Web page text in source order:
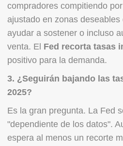
compradores compitiendo
ajustado en zonas
ayudar a sostener o incluso
venta. El Fed recorta tasas
positivo para la demanda.
3. ¿Seguirán bajando las
2025?
Es la gran pregunta. La Fed
"dependiente de los datos".
espera al menos un recorte